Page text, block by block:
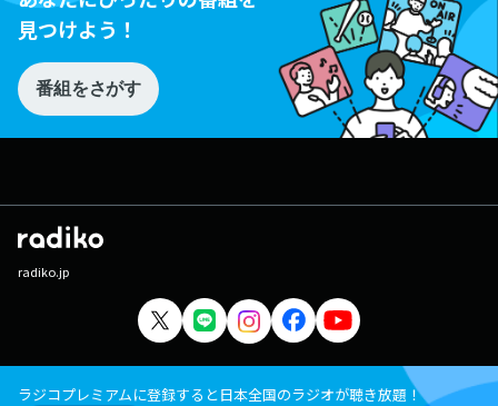
見つけよう！
番組をさがす
radiko.jp
ラジコプレミアムに登録すると日本全国のラジオが聴き放題！